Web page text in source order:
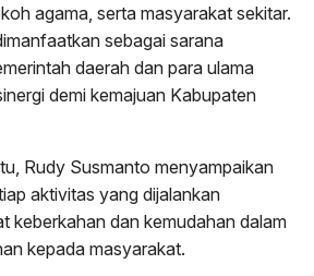
agama, serta masyarakat sekitar.
sebagai sarana
daerah dan para ulama
demi kemajuan Kabupaten
Rudy Susmanto menyampaikan
aktivitas yang dijalankan
keberkahan dan kemudahan dalam
kepada masyarakat.